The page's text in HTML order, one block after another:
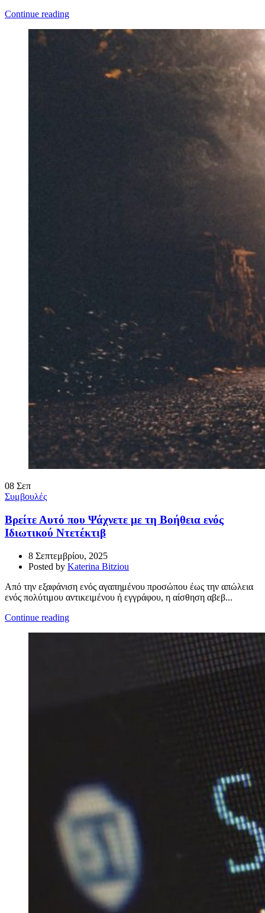
Continue reading
08 Σεπ
Συμβουλές
Βρείτε Αυτό που Ψάχνετε με τη Βοήθεια ενός
Ιδιωτικού Ντετέκτιβ
8 Σεπτεμβρίου, 2025
Posted by Katerina Bitziou
Από την εξαφάνιση ενός αγαπημένου προσώπου έως την απώλεια
ενός πολύτιμου αντικειμένου ή εγγράφου, η αίσθηση αβεβ...
Continue reading